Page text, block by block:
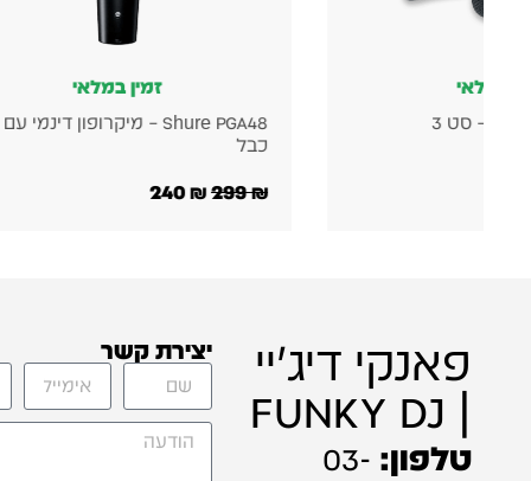
Shure PGA48 – מיקרופון דינמי עם
פאנקי דיג'יי
| FUNKY DJ
טלפון: 03-
יצירת קשר